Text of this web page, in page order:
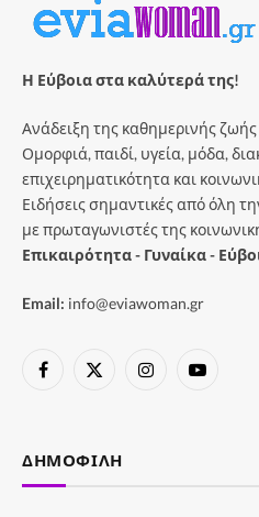
Η Εύβοια στα καλύτερά της!
Ανάδειξη της καθημερινής
Ομορφιά, παιδί, υγεία, μόδα,
επιχειρηματικότητα και
Ειδήσεις σημαντικές από όλη
με πρωταγωνιστές της
Επικαιρότητα - Γυναίκα -
Email: info@eviawoman.gr
Facebook
X
InstagramYouTube
ΔΗΜΟΦΙΛΉ